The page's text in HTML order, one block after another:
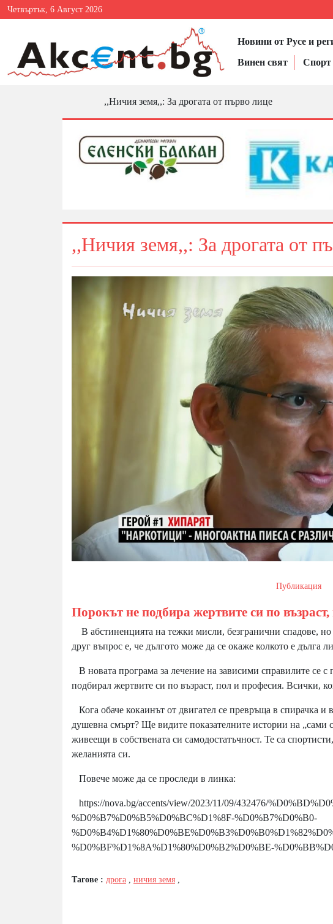
Четвъртък, 6 Август 2026
Новини от Русе и
Винен свят
Спорт
,,Ничия земя,,: За дрогата от първо лице
,,Ничия земя,,: За дрогата от
Публикация
Порокът не подбира жертвите си по
В абстиненцията на тежки мисли, безгранични спадове,
друг въпрос е, че дългото може да се окаже колкото е дълга
В новата програма за лечение на зависими справилите се
подбирал жертвите си по възраст, пол и професия. Всички,
Кога обаче кокаинът от двигател се превръща в спирачка
душевна смърт? Ще видите показателните истории на „сами
живеещи в собствената си самодостатъчност. Те са
желанията си.
Повече може да се проследи в линка:
https://nova.bg/accents/view/2023/11/09/432476/
%D0%B7%D0%B5%D0%BC%D1%8F-%D0%B7%D0%B0-
%D0%BF%D1%8A%D1%80%D0%B2%D0%BE-
Тагове : дрога ничия земя